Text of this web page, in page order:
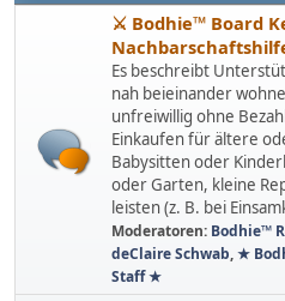
⚔ Bodhie™ Board
Es beschreibt
nah beieinander
unfreiwillig ohne
Einkaufen für ältere
Babysitten oder
oder Garten, kleine
leisten (z. B. bei
Moderatoren: Bodhie™
deClaire Schwab,★
Staff ★